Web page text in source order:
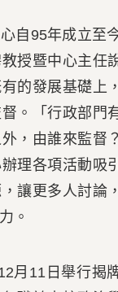
95年成立至
授暨中心主任
的發展基礎上
。「行政部門
，由誰來監督
理各項活動吸
讓更多人討論
。
11日舉行揭